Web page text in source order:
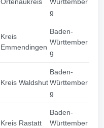
g
Kreis
Emmendingen
Baden-
Württember
g
Kreis Waldshut
Baden-
Württember
g
Kreis Rastatt
Baden-
Württember